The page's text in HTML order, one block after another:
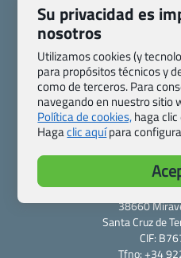
Quienes
Pasaporte, Visado, Salud y
Blog de Viajes.com
Preguntas frecuentes
Política de privacidad y
Todas las
Last Minute
c/ Drago, CC
38660
Santa Cruz de
CIF:
Tfno: +34
Su privacidad es
nosotros
Utilizamos cookies (y
para propósitos técnicos y
como de terceros. Para
navegando en nuestro sitio
Política de cookies,haga
Hagaclic aquípara